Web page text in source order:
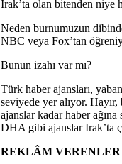
Irak’ta olan bitenden niye
Neden burnumuzun
NBC veya Fox’tan
Bunun izahı var mı?
Türk haber ajansları,
seviyede yer alıyor. Hayır,
ajanslar kadar haber
DHA gibi ajanslar Irak’ta
REKLÂM VERENLER